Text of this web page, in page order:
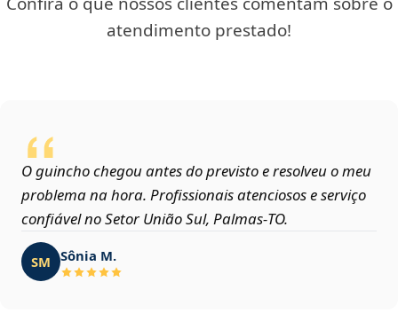
atendimento prestado!
O guincho chegou antes do previsto e resolveu o meu
problema na hora. Profissionais atenciosos e serviço
confiável no Setor União Sul, Palmas‑TO.
SM Sônia M.